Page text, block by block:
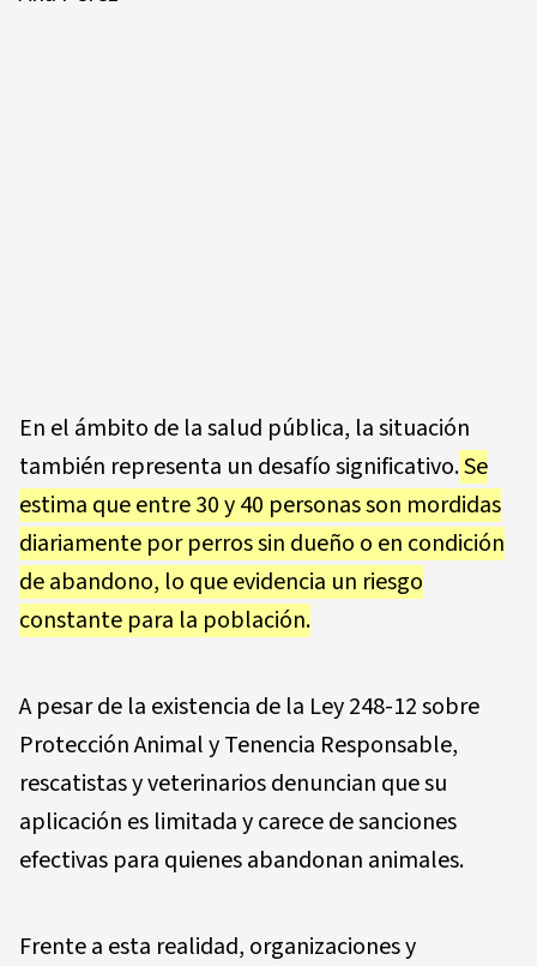
En el ámbito de la salud pública, la situación
también representa un desafío significativo.Se
estima que entre 30 y 40 personas son mordidas
diariamente por perros sin dueño o en condición
de abandono, lo que evidencia un riesgo
constante para la población.
A pesar de la existencia de la Ley 248-12 sobre
Protección Animal y Tenencia Responsable,
rescatistas y veterinarios denuncian que su
aplicación es limitada y carece de sanciones
efectivas para quienes abandonan animales.
Frente a esta realidad, organizaciones y